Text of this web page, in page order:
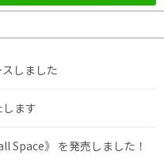
しました
ます
Space》 を発売しました！